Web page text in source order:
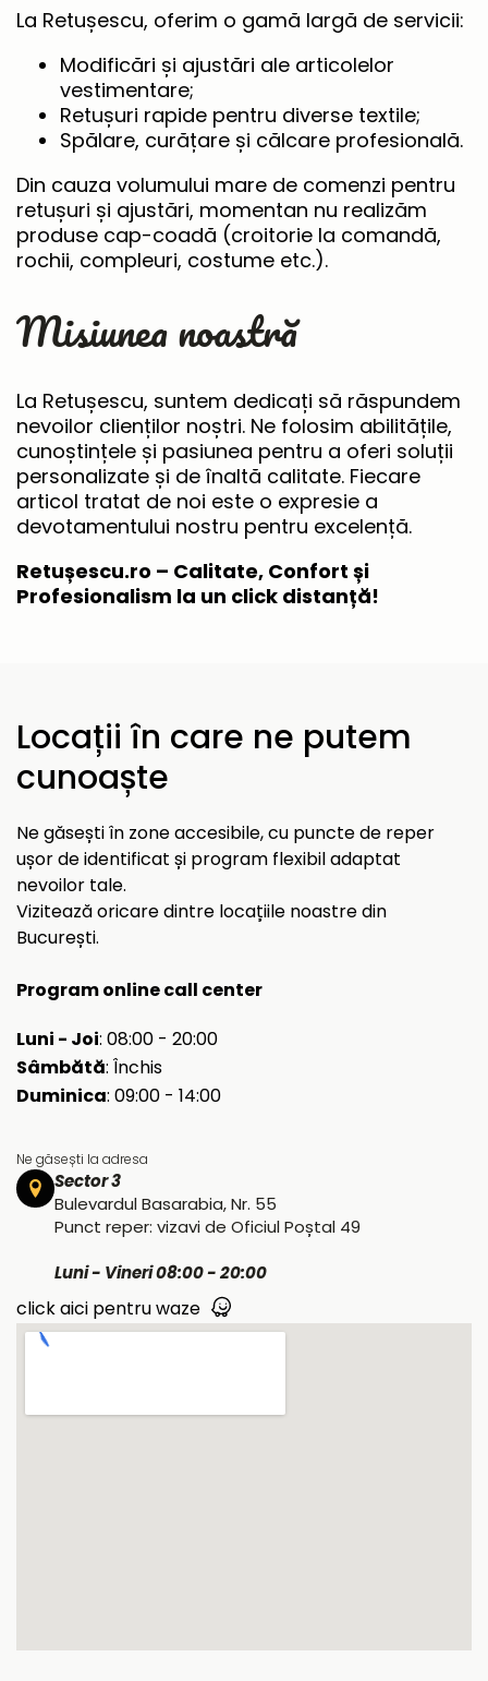
La Retușescu, oferim o gamă largă de servicii:
Modificări și ajustări ale articolelor
vestimentare;
Retușuri rapide pentru diverse textile;
Spălare, curățare și călcare profesională.
Din cauza volumului mare de comenzi pentru
retușuri și ajustări, momentan nu realizăm
produse cap-coadă (croitorie la comandă,
rochii, compleuri, costume etc.).
Misiunea noastră
La Retușescu, suntem dedicați să răspundem
nevoilor clienților noștri. Ne folosim abilitățile,
cunoștințele și pasiunea pentru a oferi soluții
personalizate și de înaltă calitate. Fiecare
articol tratat de noi este o expresie a
devotamentului nostru pentru excelență.
Retușescu.ro – Calitate, Confort și
Profesionalism la un click distanță!
Locații în care ne putem
cunoaște
Ne găsești în zone accesibile, cu puncte de reper
ușor de identificat și program flexibil adaptat
nevoilor tale.
Vizitează oricare dintre locațiile noastre din
București.
Program online call center
Luni - Joi: 08:00 - 20:00
Sâmbătă: Închis
Duminica: 09:00 - 14:00
Ne găsești la adresa
Sector 3
Bulevardul Basarabia, Nr. 55
Punct reper: vizavi de Oficiul Poștal 49
Luni - Vineri 08:00 - 20:00
click aici pentru waze